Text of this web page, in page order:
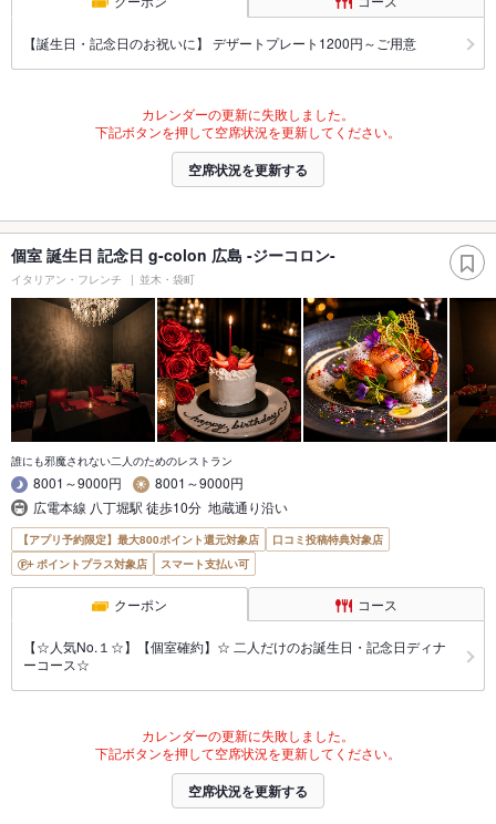
【誕生日・記念日のお祝いに】 デザートプレート1200円～ご用意
カレンダーの更新に失敗しました。
下記ボタンを押して空席状況を更新してください。
空席状況を更新する
個室 誕生日 記念日 g-colon 広島 -ジーコロン-
イタリアン・フレンチ 並木・袋町
誰にも邪魔されない二人のためのレストラン
8001～9000円
8001～9000円
広電本線 八丁堀駅 徒歩10分 地蔵通り沿い
【アプリ予約限定】最大800ポイント還元対象店
口コミ投稿特典対象店
ポイントプラス対象店
スマート支払い可
クーポン コース
【☆人気No.１☆】【個室確約】☆ 二人だけのお誕生日・記念日ディナ
ーコース☆
カレンダーの更新に失敗しました。
下記ボタンを押して空席状況を更新してください。
空席状況を更新する